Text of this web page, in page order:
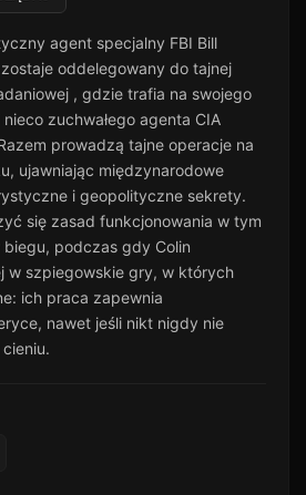
agent specjalny FBI Bill
oddelegowany do tajnej
, gdzie trafia na swojego
zuchwałego agenta CIA
prowadzą tajne operacje na
ujawniając międzynarodowe
i geopolityczne sekrety.
się zasad funkcjonowania w tym
podczas gdy Colin
w szpiegowskie gry, w których
ich praca zapewnia
nawet jeśli nikt nigdy nie